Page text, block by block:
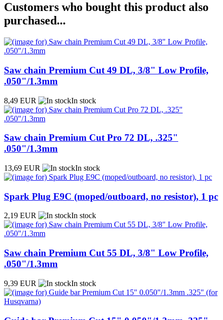
Customers who bought this product also
purchased...
Saw chain Premium Cut 49 DL, 3/8" Low Profile,
.050"/1.3mm
8,49 EUR In stock
Saw chain Premium Cut Pro 72 DL, .325"
.050"/1.3mm
13,69 EUR In stock
Spark Plug E9C (moped/outboard, no resistor), 1 pc
2,19 EUR In stock
Saw chain Premium Cut 55 DL, 3/8" Low Profile,
.050"/1.3mm
9,39 EUR In stock